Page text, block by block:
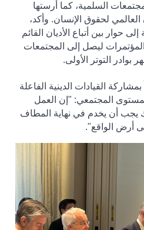
السلمية، كما أرستها
العالمي لحقوق الإنسان. وأكد،
حوار بين أتباع الأديان القائم
ليصل إلى المجتمعات
بوادر التوتر الأولى.
القيادات الدينية الفاعلة
المجتمعي: "إن العمل
يجب أن يخدم في نهاية المطاف
أرض الواقع".